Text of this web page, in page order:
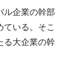
ル企業の幹部
いる。そこ
る大企業の幹